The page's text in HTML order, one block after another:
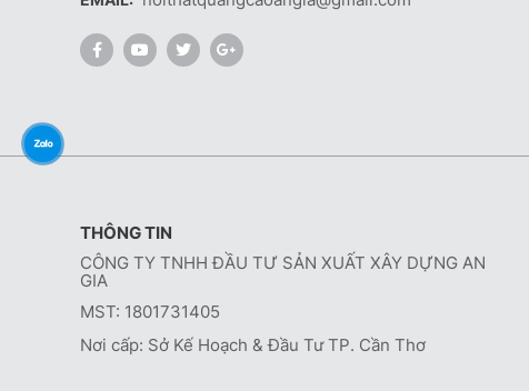
THÔNG TIN
CÔNG TY TNHH ĐẦU TƯ SẢN XUẤT XÂY DỰNG AN
GIA
MST: 1801731405
Nơi cấp: Sở Kế Hoạch & Đầu Tư TP. Cần Thơ